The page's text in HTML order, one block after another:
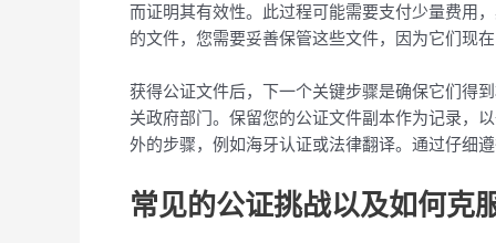
而证明其有效性。此过程可能需要支付少量费用
的文件，您需要妥善保管这些文件，因为它们现
获得公证文件后，下一个关键步骤是确保它们得
关政府部门。保留您的公证文件副本作为记录，
外的步骤，例如海牙认证或法律翻译。通过仔细
常见的公证挑战以及如何克